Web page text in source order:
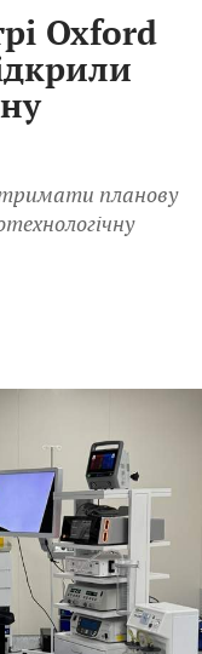
Oxford
планову